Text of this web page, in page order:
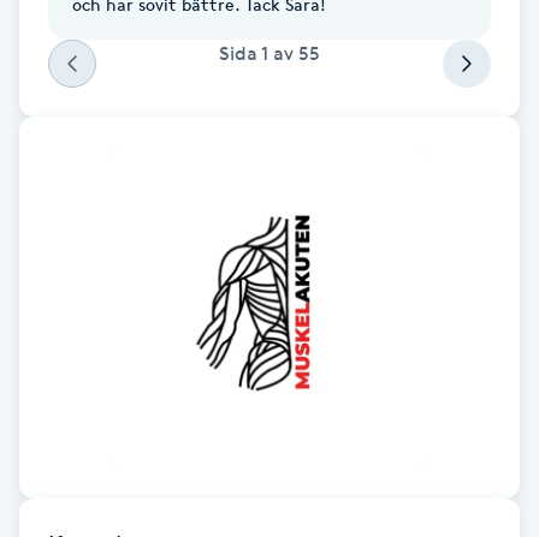
Fotvård
Fransförlängning Volym
Sida 1 av 55